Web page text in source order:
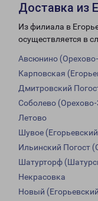
Доставка из
Из филиала в
осуществляется в
Авсюнино
Карповская
Дмитровский
Соболево
Летово
Шувое
Ильинский Погост
Шатурторф
Некрасовка
Новый